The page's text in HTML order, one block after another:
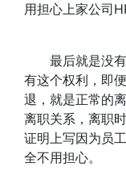
用担心上家公司
最后就是没
有这个权利，即
退，就是正常的
离职关系，离职
证明上写因为员
全不用担心。